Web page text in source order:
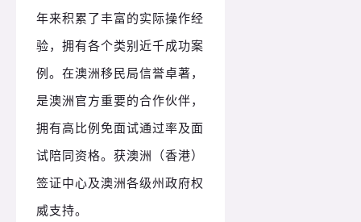
年来积累了丰富的实际操作经
验，拥有各个类别近千成功案
例。在澳洲移民局信誉卓著，
是澳洲官方重要的合作伙伴，
拥有高比例免面试通过率及面
试陪同资格。获澳洲（香港）
签证中心及澳洲各级州政府权
威支持。